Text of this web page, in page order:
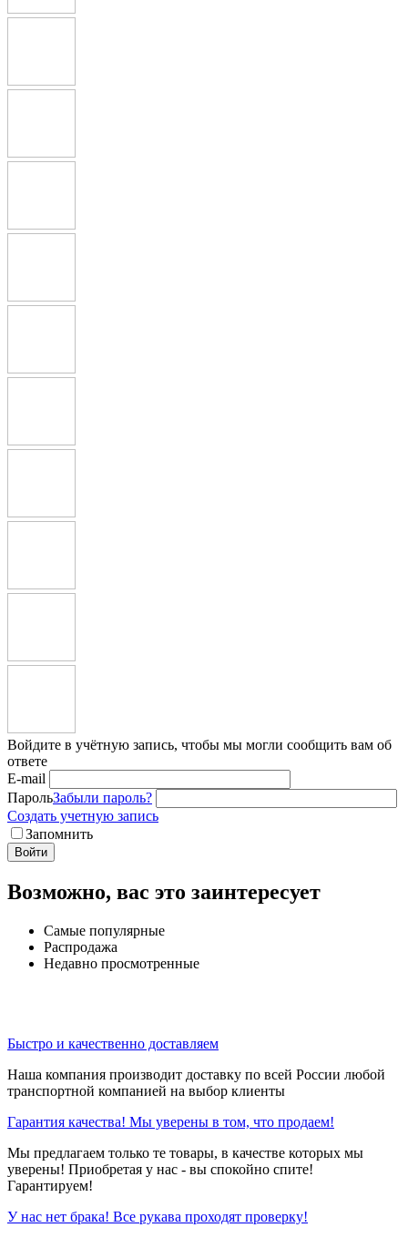
Войдите в учётную запись, чтобы мы могли сообщить вам об
ответе
E-mail
ПарольЗабыли пароль?
Создать учетную запись
Запомнить
Войти
Возможно, вас это заинтересует
Самые популярные
Распродажа
Недавно просмотренные
Быстро и качественно доставляем
Наша компания производит доставку по всей России любой
транспортной компанией на выбор клиенты
Гарантия качества! Мы уверены в том, что продаем!
Мы предлагаем только те товары, в качестве которых мы
уверены! Приобретая у нас - вы спокойно спите!
Гарантируем!
У нас нет брака! Все рукава проходят проверку!